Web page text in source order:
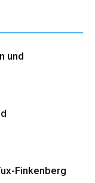
und
Finkenberg